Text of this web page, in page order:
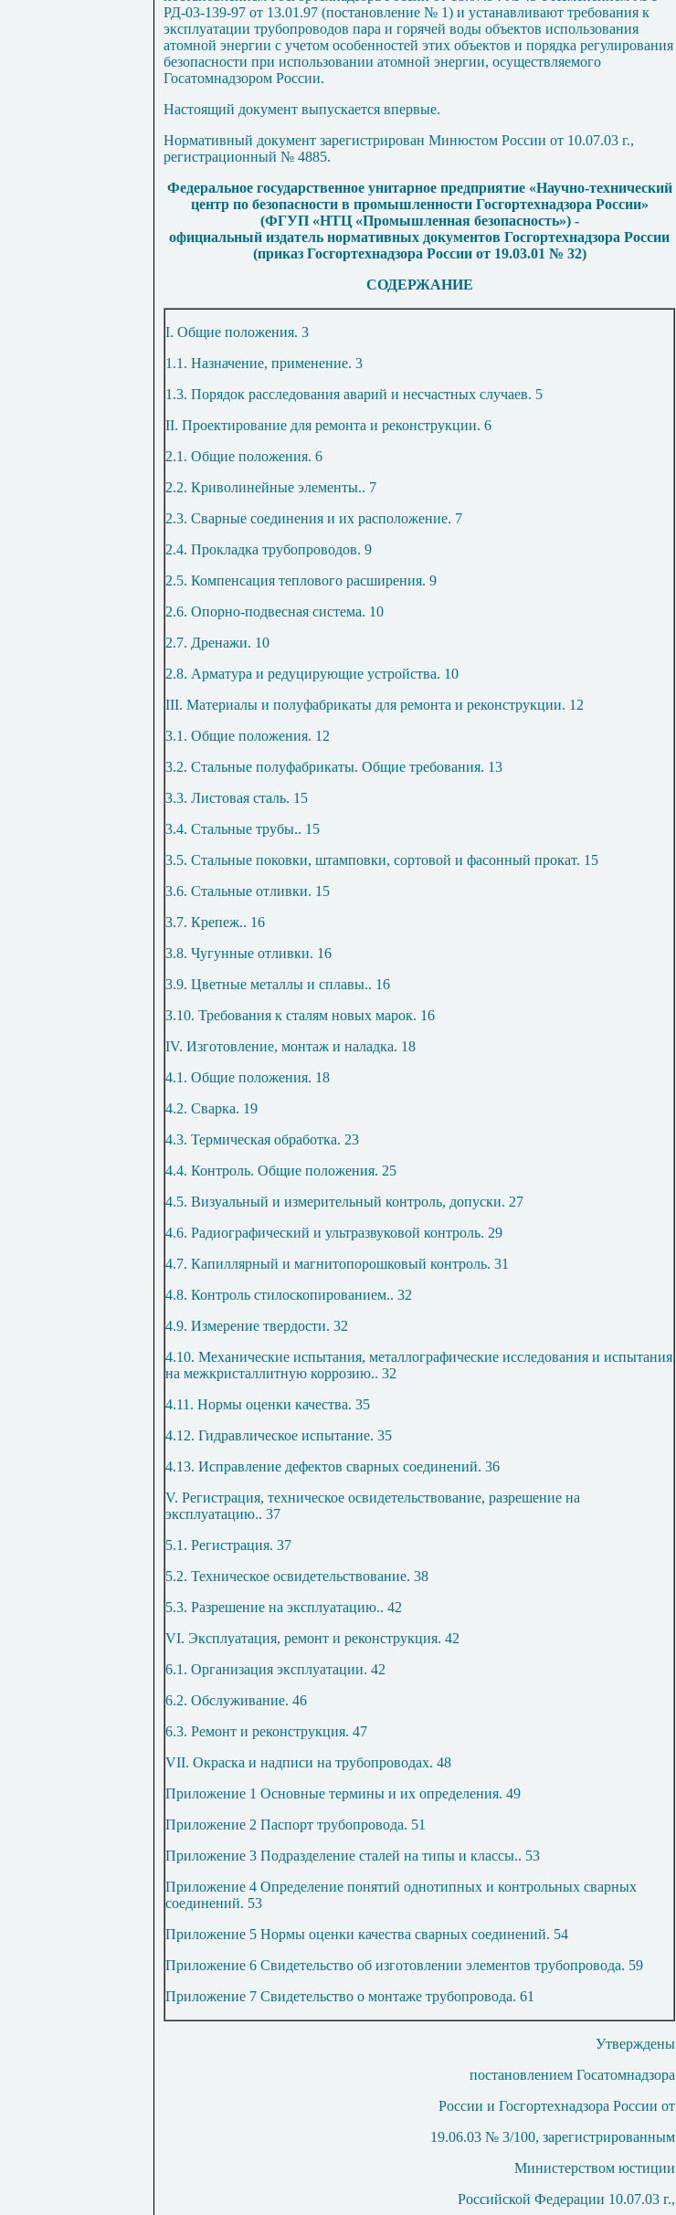
РД-03-139-97 от 13.01.97 (постановление № 1) и устанавливают требования к
эксплуатации трубопроводов пара и горячей воды объектов использования
атомной энергии с учетом особенностей этих объектов и порядка регулирования
безопасности при использовании атомной энергии, осуществляемого
Госатомнадзором России.
Настоящий документ выпускается впервые.
Нормативный документ зарегистрирован Минюстом России от 10.07.03 г.,
регистрационный № 4885.
Федеральное государственное унитарное предприятие «Научно-технический
центр по безопасности в промышленности Госгортехнадзора России»
(ФГУП «НТЦ «Промышленная безопасность») -
официальный издатель нормативных документов Госгортехнадзора России
(приказ Госгортехнадзора России от 19.03.01 № 32)
СОДЕРЖАНИЕ
I. Общие положения. 3
1.1. Назначение, применение. 3
1.3. Порядок расследования аварий и несчастных случаев. 5
II. Проектирование для ремонта и реконструкции. 6
2.1. Общие положения. 6
2.2. Криволинейные элементы.. 7
2.3. Сварные соединения и их расположение. 7
2.4. Прокладка трубопроводов. 9
2.5. Компенсация теплового расширения. 9
2.6. Опорно-подвесная система. 10
2.7. Дренажи. 10
2.8. Арматура и редуцирующие устройства. 10
III. Материалы и полуфабрикаты для ремонта и реконструкции. 12
3.1. Общие положения. 12
3.2. Стальные полуфабрикаты. Общие требования. 13
3.3. Листовая сталь. 15
3.4. Стальные трубы.. 15
3.5. Стальные поковки, штамповки, сортовой и фасонный прокат. 15
3.6. Стальные отливки. 15
3.7. Крепеж.. 16
3.8. Чугунные отливки. 16
3.9. Цветные металлы и сплавы.. 16
3.10. Требования к сталям новых марок. 16
IV. Изготовление, монтаж и наладка. 18
4.1. Общие положения. 18
4.2. Сварка. 19
4.3. Термическая обработка. 23
4.4. Контроль. Общие положения. 25
4.5. Визуальный и измерительный контроль, допуски. 27
4.6. Радиографический и ультразвуковой контроль. 29
4.7. Капиллярный и магнитопорошковый контроль. 31
4.8. Контроль стилоскопированием.. 32
4.9. Измерение твердости. 32
4.10. Механические испытания, металлографические исследования и испытания
на межкристаллитную коррозию.. 32
4.11. Нормы оценки качества. 35
4.12. Гидравлическое испытание. 35
4.13. Исправление дефектов сварных соединений. 36
V. Регистрация, техническое освидетельствование, разрешение на
эксплуатацию.. 37
5.1. Регистрация. 37
5.2. Техническое освидетельствование. 38
5.3. Разрешение на эксплуатацию.. 42
VI. Эксплуатация, ремонт и реконструкция. 42
6.1. Организация эксплуатации. 42
6.2. Обслуживание. 46
6.3. Ремонт и реконструкция. 47
VII. Окраска и надписи на трубопроводах. 48
Приложение 1 Основные термины и их определения. 49
Приложение 2 Паспорт трубопровода. 51
Приложение 3 Подразделение сталей на типы и классы.. 53
Приложение 4 Определение понятий однотипных и контрольных сварных
соединений. 53
Приложение 5 Нормы оценки качества сварных соединений. 54
Приложение 6 Свидетельство об изготовлении элементов трубопровода. 59
Приложение 7 Свидетельство о монтаже трубопровода. 61
Утверждены
постановлением Госатомнадзора
России и Госгортехнадзора России от
19.06.03 № 3/100, зарегистрированным
Министерством юстиции
Российской Федерации 10.07.03 г.,